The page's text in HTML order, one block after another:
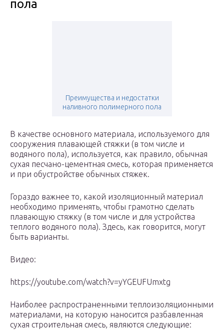
пола
Преимущества и недостатки
наливного полимерного пола
В качестве основного материала, используемого для
сооружения плавающей стяжки (в том числе и
водяного пола), используется, как правило, обычная
сухая песчано-цементная смесь, которая применяется
и при обустройстве обычных стяжек.
Гораздо важнее то, какой изоляционный материал
необходимо применять, чтобы грамотно сделать
плавающую стяжку (в том числе и для устройства
теплого водяного пола). Здесь, как говорится, могут
быть варианты.
Видео:
https://youtube.com/watch?v=yYGEUFUmxtg
Наиболее распространенными теплоизоляционными
материалами, на которую наносится разбавленная
сухая строительная смесь, являются следующие: